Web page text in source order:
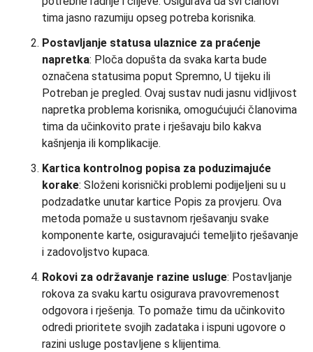
tima jasno razumiju opseg potreba korisnika.
Postavljanje statusa ulaznice za praćenje
napretka: Ploča dopušta da svaka karta bude
označena statusima poput Spremno, U tijeku ili
Potreban je pregled. Ovaj sustav nudi jasnu vidljivost
napretka problema korisnika, omogućujući članovima
tima da učinkovito prate i rješavaju bilo kakva
kašnjenja ili komplikacije.
Kartica kontrolnog popisa za poduzimajuće
korake: Složeni korisnički problemi podijeljeni su u
podzadatke unutar kartice Popis za provjeru. Ova
metoda pomaže u sustavnom rješavanju svake
komponente karte, osiguravajući temeljito rješavanje
i zadovoljstvo kupaca.
Rokovi za održavanje razine usluge: Postavljanje
rokova za svaku kartu osigurava pravovremenost
odgovora i rješenja. To pomaže timu da učinkovito
odredi prioritete svojih zadataka i ispuni ugovore o
razini usluge postavljene s klijentima.